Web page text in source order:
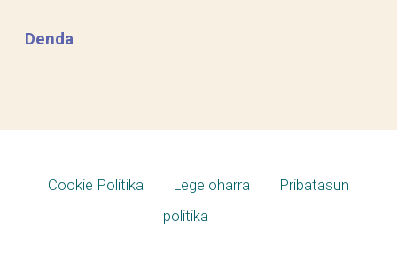
Denda
Cookie Politika Lege oharra
Pribatasun
politika